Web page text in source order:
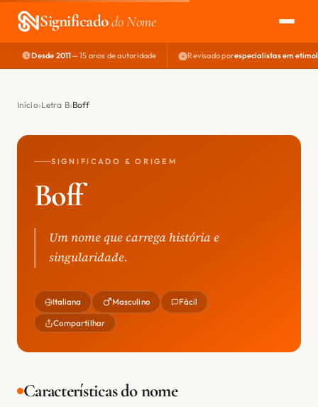
Significadodo Nome
EXPLORAR
NOME PERFEITO
Desde 2011— 15 anos de autoridade Revisado porespecialistas em
Início Letra B Boff
SIGNIFICADO & ORIGEM
Boff
Um nome que carrega história e
singularidade.
Italiana Masculino Fácil
Compartilhar
Características do nome